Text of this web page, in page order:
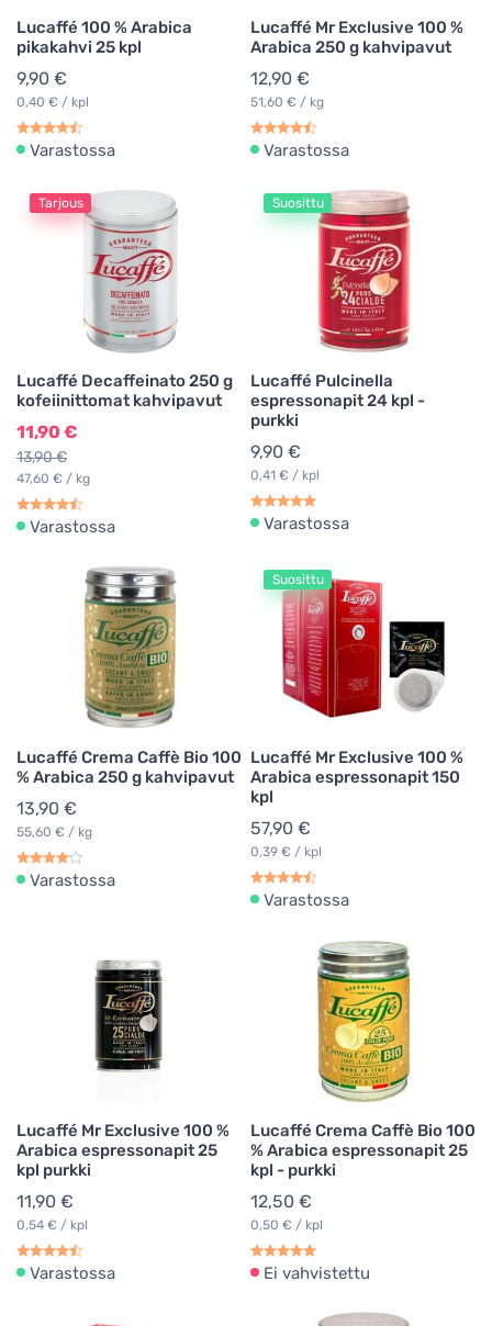
Lucaffé 100 % Arabica
pikakahvi 25 kpl
9,90 €
0,40 € / kpl
Varastossa
Lucaffé Mr Exclusive 100 %
Arabica 250 g kahvipavut
12,90 €
51,60 € / kg
Varastossa
Tarjous
Lucaffé Decaffeinato 250 g
kofeiinittomat kahvipavut
11,90 €
13,90 €
47,60 € / kg
Varastossa
Suosittu
Lucaffé Pulcinella
espressonapit 24 kpl -
purkki
9,90 €
0,41 € / kpl
Varastossa
Lucaffé Crema Caffè Bio 100
% Arabica 250 g kahvipavut
13,90 €
55,60 € / kg
Varastossa
Suosittu
Lucaffé Mr Exclusive 100 %
Arabica espressonapit 150
kpl
57,90 €
0,39 € / kpl
Varastossa
Lucaffé Mr Exclusive 100 %
Arabica espressonapit 25
kpl purkki
11,90 €
0,54 € / kpl
Varastossa
Lucaffé Crema Caffè Bio 100
% Arabica espressonapit 25
kpl - purkki
12,50 €
0,50 € / kpl
Ei vahvistettu